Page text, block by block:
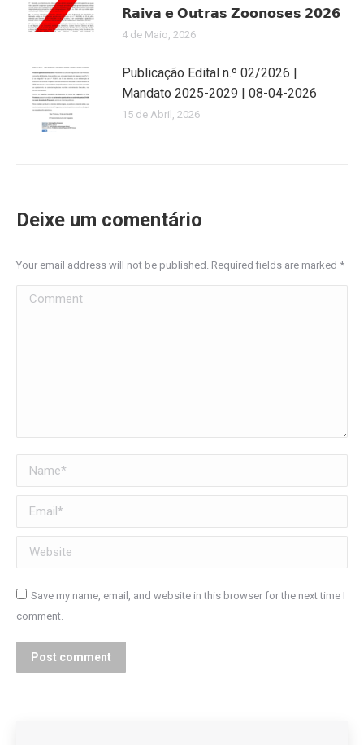
𝗥𝗮𝗶𝘃𝗮 𝗲 𝗢𝘂𝘁𝗿𝗮𝘀 𝗭𝗼𝗼𝗻𝗼𝘀𝗲𝘀 𝟮𝟬𝟮𝟲
4 de Maio, 2026
Publicação Edital n.º 02/2026 |
Mandato 2025-2029 | 08-04-2026
15 de Abril, 2026
Deixe um comentário
Your email address will not be published. Required fields are marked *
Comment
Name *
Email *
Website
Save my name, email, and website in this browser for the next time I
comment.
Post comment